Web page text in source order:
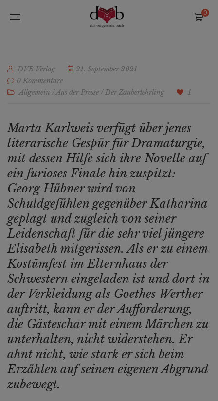
0
DVB Verlag
21. September 2021
0 Kommentare
Allgemein /Aus der Presse /Der Zauberlehrling 1
Marta Karlweis verfügt über jenes
literarische Gespür für Dramaturgie,
mit dessen Hilfe sich ihre Novelle auf
ein furioses Finale hin zuspitzt:
Georg Hübner wird von
Schuldgefühlen gegenüber Katharina
geplagt und zugleich von seiner
Leidenschaft für die sehr viel jüngere
Elisabeth mitgerissen. Als er zu einem
Kostümfest im Elternhaus der
Schwestern eingeladen ist und dort in
der Verkleidung als Goethes Werther
auftritt, kann er der Aufforderung,
die Gästeschar mit einem Märchen zu
unterhalten, nicht widerstehen. Er
ahnt nicht, wie stark er sich beim
Erzählen auf seinen eigenen Abgrund
zubewegt.